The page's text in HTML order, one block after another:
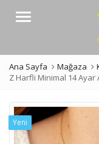
Menü
Ana Sayfa Mağaza
Z Harfli Minimal 14 Ayar
Yeni